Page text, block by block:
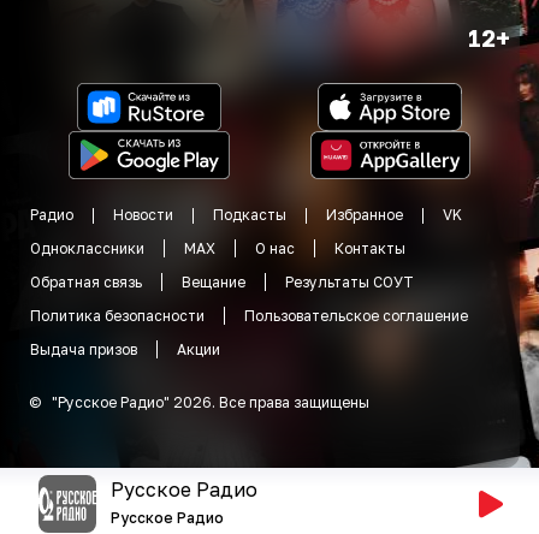
12+
Радио Новости Подкасты Избранное
VK
Одноклассники
MAX О нас
Контакты
Обратная связь
Вещание
Результаты СОУТ
Политика безопасности
Пользовательское соглашение
Выдача призов
Акции
© "Русское Радио" 2026. Все права защищены
Русское Радио
Русское Радио